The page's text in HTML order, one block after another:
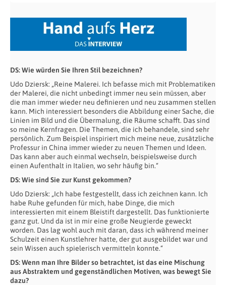
DS: Wie würden Sie Ihren Stil bezeichnen?
Udo Dziersk: „Reine Malerei. Ich befasse mich mit Problematiken
der Malerei, die nicht unbedingt immer neu sein müssen, aber
die man immer wieder neu definieren und neu zusammen stellen
kann. Mich interessiert besonders die Abbildung einer Sache, die
Linien im Bild und die Übermalung, die Räume schafft. Das sind
so meine Kernfragen. Die Themen, die ich behandele, sind sehr
persönlich. Zum Beispiel inspiriert mich meine neue, zusätzliche
Professur in China immer wieder zu neuen Themen und Ideen.
Das kann aber auch einmal wechseln, beispielsweise durch
einen Aufenthalt in Italien, wo sehr häufig bin.“
DS: Wie sind Sie zur Kunst gekommen?
Udo Dziersk: „Ich habe festgestellt, dass ich zeichnen kann. Ich
habe Ruhe gefunden für mich, habe Dinge, die mich
interessierten mit einem Bleistift dargestellt. Das funktionierte
ganz gut. Und da ist in mir eine große Neugierde geweckt
worden. Das lag wohl auch mit daran, dass ich während meiner
Schulzeit einen Kunstlehrer hatte, der gut ausgebildet war und
sein Wissen auch spielerisch vermitteln konnte.“
DS: Wenn man Ihre Bilder so betrachtet, ist das eine Mischung
aus Abstraktem und gegenständlichen Motiven, was bewegt Sie
dazu?